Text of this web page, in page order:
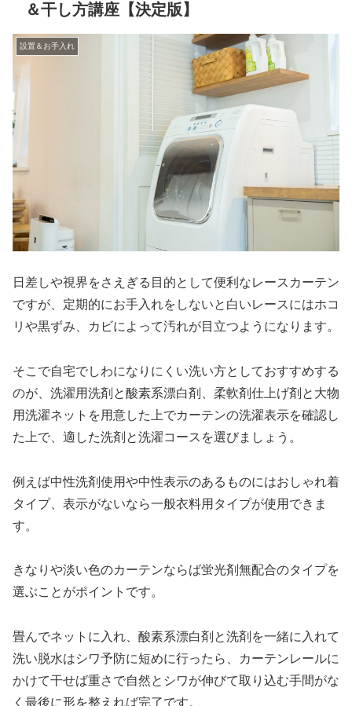
＆干し方講座【決定版】
設置＆お手入れ
日差しや視界をさえぎる目的として便利なレースカーテン
ですが、定期的にお手入れをしないと白いレースにはホコ
リや黒ずみ、カビによって汚れが目立つようになります。
そこで自宅でしわになりにくい洗い方としておすすめする
のが、洗濯用洗剤と酸素系漂白剤、柔軟剤仕上げ剤と大物
用洗濯ネットを用意した上でカーテンの洗濯表示を確認し
た上で、適した洗剤と洗濯コースを選びましょう。
例えば中性洗剤使用や中性表示のあるものにはおしゃれ着
タイプ、表示がないなら一般衣料用タイプが使用できま
す。
きなりや淡い色のカーテンならば蛍光剤無配合のタイプを
選ぶことがポイントです。
畳んでネットに入れ、酸素系漂白剤と洗剤を一緒に入れて
洗い脱水はシワ予防に短めに行ったら、カーテンレールに
かけて干せば重さで自然とシワが伸びて取り込む手間がな
く最後に形を整えれば完了です。